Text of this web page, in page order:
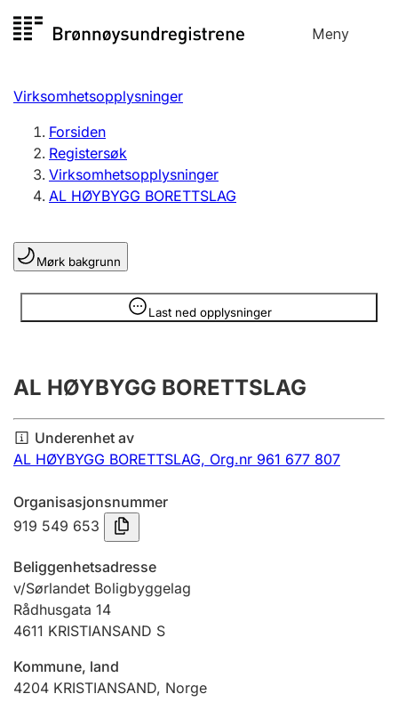
til
Meny
Registersøk
Aksjeselskap
Enkeltpersonforetak
Registrere, endre, slette
Lag og forening
Registrere, endre, slette
Årsregnskap
Innsending og forsinkelsesgebyr
Tinglysing
Jeger
Betaling og jegeravgiftskort
Ektepaktveileder
Virksomhetsopplysninger
Forsiden
Registersøk
Virksomhetsopplysninger
AL HØYBYGG BORETTSLAG
Mørk bakgrunn
Last ned opplysninger
Opplysninger er skjult
AL HØYBYGG BORETTSLAG
Underenhet av
AL HØYBYGG BORETTSLAG, Org.nr 961 677 807
Organisasjonsnummer
919 549 653
Beliggenhetsadresse
v/Sørlandet Boligbyggelag
Rådhusgata 14
4611 KRISTIANSAND S
Kommune, land
4204 KRISTIANSAND, Norge